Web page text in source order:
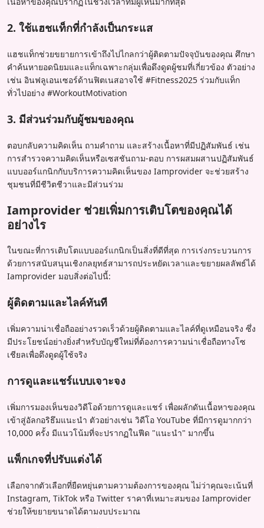
2. ใช้แฮชแท็กที่กำลังเป็นกระแส
แฮชแท็กช่วยขยายการเข้าถึงไปไกลกว่าผู้ติดตามปัจจุบันของคุณ ศึกษา
คำค้นหายอดนิยมและแท็กเฉพาะกลุ่มเพื่อดึงดูดผู้ชมที่เกี่ยวข้อง ตัวอย่าง
เช่น อินฟลูเอนเซอร์ด้านฟิตเนสอาจใช้ #Fitness2025 ร่วมกับแท็ก
ทั่วไปอย่าง #WorkoutMotivation
3. มีส่วนร่วมกับผู้ชมของคุณ
ตอบกลับความคิดเห็น ถามคำถาม และสร้างเนื้อหาที่มีปฏิสัมพันธ์ เช่น
การสำรวจความคิดเห็นหรือเซสชันถาม-ตอบ การผสมผสานปฏิสัมพันธ์
แบบออร์แกนิกกับบริการความคิดเห็นของ Iamprovider จะช่วยสร้าง
ชุมชนที่มีชีวิตชีวาและมีส่วนร่วม
Iamprovider ช่วยเพิ่มการเติบโตของคุณได้
อย่างไร
ในขณะที่การเติบโตแบบออร์แกนิกเป็นสิ่งที่ดีที่สุด การเร่งกระบวนการ
ด้วยการสนับสนุนเชิงกลยุทธ์สามารถประหยัดเวลาและขยายผลลัพธ์ได้
Iamprovider มอบสิ่งต่อไปนี้:
ผู้ติดตามและไลค์ทันที
เพิ่มความน่าเชื่อถืออย่างรวดเร็วด้วยผู้ติดตามและไลค์ที่ดูเหมือนจริง ซึ่ง
มีประโยชน์อย่างยิ่งสำหรับบัญชีใหม่ที่ต้องการความน่าเชื่อถือทางโซ
เชียลเพื่อดึงดูดผู้ใช้จริง
การดูและแชร์แบบเจาะจง
เพิ่มการมองเห็นของวิดีโอด้วยการดูและแชร์ เพื่อผลักดันเนื้อหาของคุณ
เข้าสู่อัลกอริธึมแนะนำ ตัวอย่างเช่น วิดีโอ YouTube ที่มีการดูมากกว่า
10,000 ครั้ง มีแนวโน้มที่จะปรากฏในฟีด "แนะนำ" มากขึ้น
แพ็กเกจที่ปรับแต่งได้
เลือกจากตัวเลือกที่ยืดหยุ่นตามความต้องการของคุณ ไม่ว่าคุณจะเน้นที่
Instagram, TikTok หรือ Twitter ราคาที่เหมาะสมของ Iamprovider
ช่วยให้ขยายขนาดได้ตามงบประมาณ